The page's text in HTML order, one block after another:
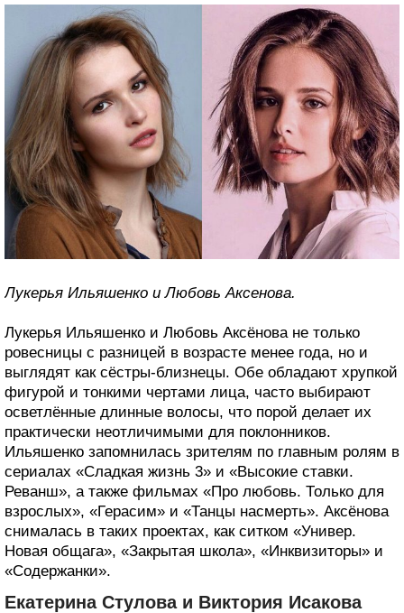
Лукерья Ильяшенко и Любовь Аксенова.
Лукерья Ильяшенко и Любовь Аксёнова не только
ровесницы с разницей в возрасте менее года, но и
выглядят как сёстры-близнецы. Обе обладают хрупкой
фигурой и тонкими чертами лица, часто выбирают
осветлённые длинные волосы, что порой делает их
практически неотличимыми для поклонников.
Ильяшенко запомнилась зрителям по главным ролям в
сериалах «Сладкая жизнь 3» и «Высокие ставки.
Реванш», а также фильмах «Про любовь. Только для
взрослых», «Герасим» и «Танцы насмерть». Аксёнова
снималась в таких проектах, как ситком «Универ.
Новая общага», «Закрытая школа», «Инквизиторы» и
«Содержанки».
Екатерина Стулова и Виктория Исакова